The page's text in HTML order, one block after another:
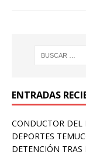
ENTRADAS
CONDUCTOR DEL
DEPORTES
DETENCIÓN